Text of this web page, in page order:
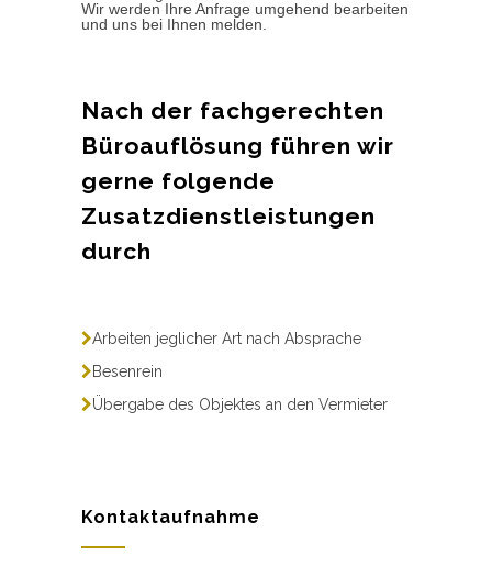
Wir werden Ihre Anfrage umgehend bearbeiten
und uns bei Ihnen melden.
Nach der fachgerechten
Büroauflösung führen wir
gerne folgende
Zusatzdienstleistungen
durch
Arbeiten jeglicher Art nach Absprache
Besenrein
Übergabe des Objektes an den Vermieter
Kontaktaufnahme